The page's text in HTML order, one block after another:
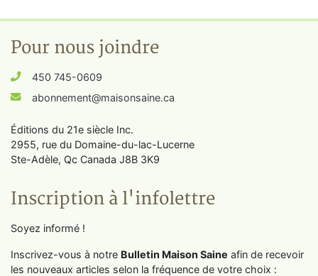
Pour nous joindre
450 745-0609
abonnement@maisonsaine.ca
Éditions du 21e siècle Inc.
2955, rue du Domaine-du-lac-Lucerne
Ste-Adèle, Qc Canada J8B 3K9
Inscription à l'infolettre
Soyez informé !
Inscrivez-vous à notre Bulletin Maison Saine afin de recevoir
les nouveaux articles selon la fréquence de votre choix :